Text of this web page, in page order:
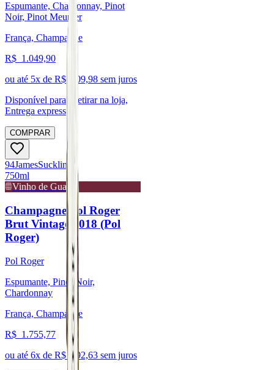
Espumante, Chardonnay, Pinot
Noir, Pinot Meunier
França, Champagne
R$ 1.049,90
ou até 5x de R$ 209,98 sem juros
Disponível para:
Retirar na loja,
Entrega expressa
COMPRAR
94JamesSuckling
750ml
Vinho de Guarda
Champagne Pol Roger
Brut Vintage 2018 (Pol
Roger)
Pol Roger
Espumante, Pinot Noir,
Chardonnay
França, Champagne
R$ 1.755,77
ou até 6x de R$ 292,63 sem juros